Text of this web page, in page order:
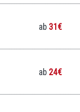
ab31€
ab24€